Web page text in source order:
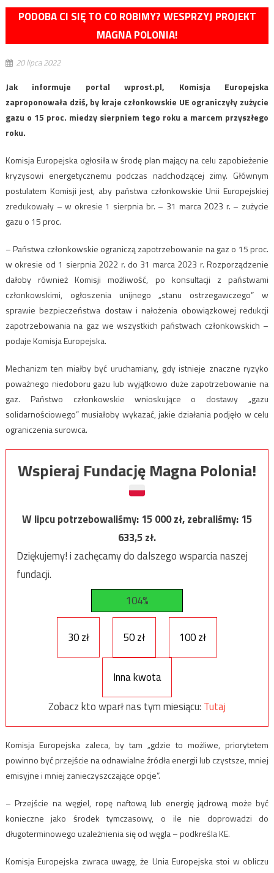
PODOBA CI SIĘ TO CO ROBIMY? WESPRZYJ PROJEKT
MAGNA POLONIA!
20 lipca 2022
Jak informuje portal wprost.pl, Komisja Europejska
zaproponowała dziś, by kraje członkowskie UE ograniczyły zużycie
gazu o 15 proc. miedzy sierpniem tego roku a marcem przyszłego
roku.
Komisja Europejska ogłosiła w środę plan mający na celu zapobieżenie
kryzysowi energetycznemu podczas nadchodzącej zimy. Głównym
postulatem Komisji jest, aby państwa członkowskie Unii Europejskiej
zredukowały – w okresie 1 sierpnia br. – 31 marca 2023 r. – zużycie
gazu o 15 proc.
– Państwa członkowskie ograniczą zapotrzebowanie na gaz o 15 proc.
w okresie od 1 sierpnia 2022 r. do 31 marca 2023 r. Rozporządzenie
dałoby również Komisji możliwość, po konsultacji z państwami
członkowskimi, ogłoszenia unijnego „stanu ostrzegawczego” w
sprawie bezpieczeństwa dostaw i nałożenia obowiązkowej redukcji
zapotrzebowania na gaz we wszystkich państwach członkowskich –
podaje Komisja Europejska.
Mechanizm ten miałby być uruchamiany, gdy istnieje znaczne ryzyko
poważnego niedoboru gazu lub wyjątkowo duże zapotrzebowanie na
gaz. Państwo członkowskie wnioskujące o dostawy „gazu
solidarnościowego” musiałoby wykazać, jakie działania podjęło w celu
ograniczenia surowca.
Wspieraj Fundację Magna Polonia!
W lipcu potrzebowaliśmy:15 000zł, zebraliśmy:15
633,5zł.
Dziękujemy! i zachęcamy do dalszego wsparcia naszej
fundacji.
104%
30 zł 50 zł 100 zł
Inna kwota
Zobacz kto wparł nas tym miesiącu: Tutaj
Komisja Europejska zaleca, by tam „gdzie to możliwe, priorytetem
powinno być przejście na odnawialne źródła energii lub czystsze, mniej
emisyjne i mniej zanieczyszczające opcje”.
– Przejście na węgiel, ropę naftową lub energię jądrową może być
konieczne jako środek tymczasowy, o ile nie doprowadzi do
długoterminowego uzależnienia się od węgla – podkreśla KE.
Komisja Europejska zwraca uwagę, że Unia Europejska stoi w obliczu